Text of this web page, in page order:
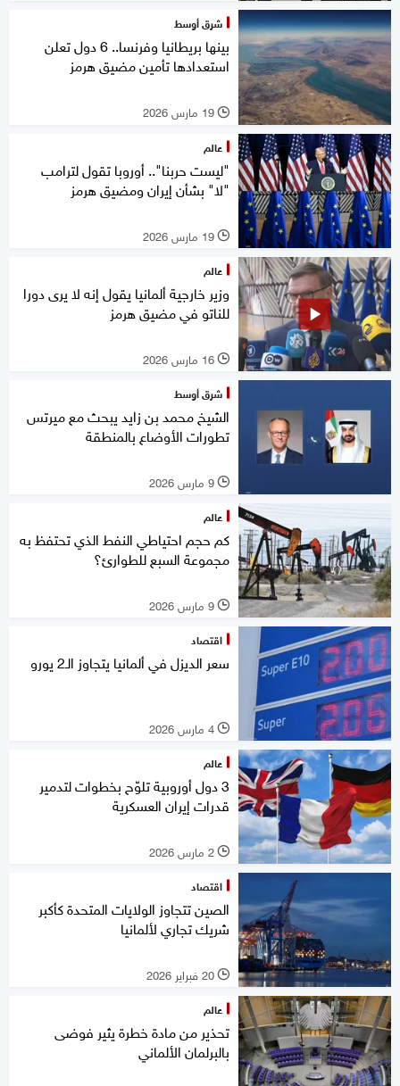
شرق أوسط
بينها بريطانيا وفرنسا.. 6 دول تعلن
استعدادها تأمين مضيق هرمز
l 19 مارس 2026
عالم
"ليست حربنا".. أوروبا تقول لترامب
"لا" بشأن إيران ومضيق هرمز
l 19 مارس 2026
عالم
وزير خارجية ألمانيا يقول إنه لا يرى دورا
للناتو في مضيق هرمز
l 16 مارس 2026
شرق أوسط
الشيخ محمد بن زايد يبحث مع ميرتس
تطورات الأوضاع بالمنطقة
l 9 مارس 2026
عالم
كم حجم احتياطي النفط الذي تحتفظ به
مجموعة السبع للطوارئ؟
l 9 مارس 2026
اقتصاد
سعر الديزل في ألمانيا يتجاوز الـ2 يورو
l 4 مارس 2026
عالم
3 دول أوروبية تلوّح بخطوات لتدمير
قدرات إيران العسكرية
l 2 مارس 2026
اقتصاد
الصين تتجاوز الولايات المتحدة كأكبر
شريك تجاري لألمانيا
l 20 فبراير 2026
عالم
تحذير من مادة خطرة يثير فوضى
بالبرلمان الألماني